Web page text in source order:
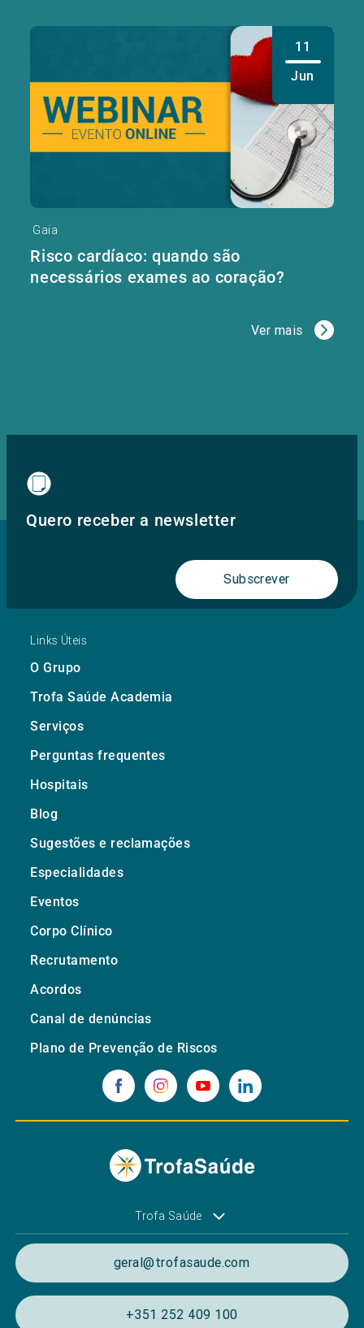
11
Jun
Gaia
Risco cardíaco: quando são
necessários exames ao coração?
Ver mais
Quero receber a newsletter
Subscrever
Links Úteis
O Grupo
Trofa Saúde Academia
Serviços
Perguntas frequentes
Hospitais
Blog
Sugestões e reclamações
Especialidades
Eventos
Corpo Clínico
Recrutamento
Acordos
Canal de denúncias
Plano de Prevenção de Riscos
Trofa Saúde
geral@trofasaude.com
+351 252 409 100